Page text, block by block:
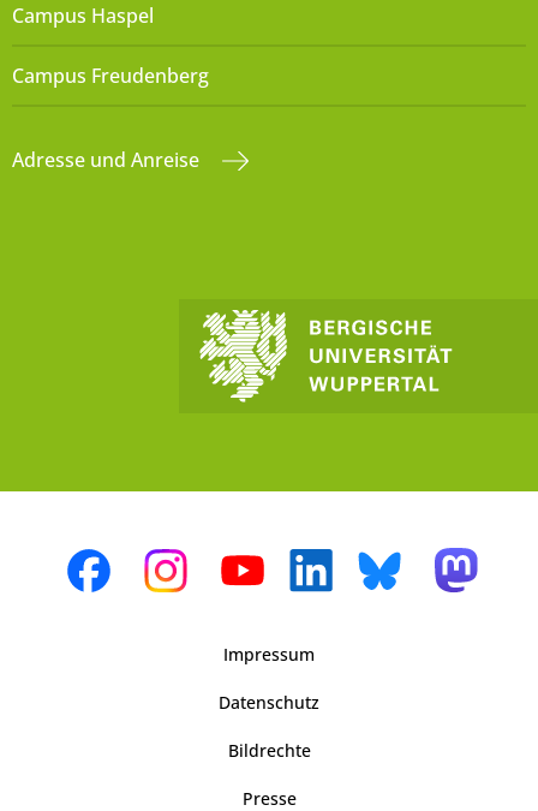
Campus Haspel
Campus Freudenberg
Adresse und Anreise
Impressum
Datenschutz
Bildrechte
Presse